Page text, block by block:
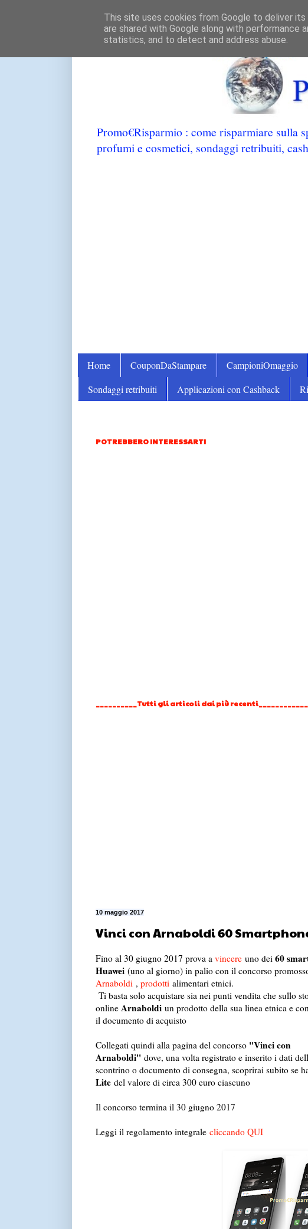
Promo€Risparmio : come risparmiare sulla
profumi e cosmetici, sondaggi retribuiti,
Home CouponDaStampare CampioniOmaggio
Sondaggi retribuiti
Applicazioni con Cashback
POTREBBERO INTERESSARTI
__________Tutti gli articoli dai più
10 maggio 2017
Vinci con Arnaboldi 60
Fino al 30 giugno 2017 prova a vincereuno dei 60
Huawei(uno al giorno) in palio con il concorso
Arnaboldi, prodottialimentari etnici.
Ti basta solo acquistare sia nei punti vendita che sullo
online Arnaboldiun prodotto della sua linea etnica e
il documento di acquisto
Collegati quindi alla pagina del concorso ''Vinci con
Arnaboldi'' dove, una volta registrato e inserito i dati
scontrino o documento di consegna, scoprirai subito se
Litedel valore di circa 300 euro ciascuno
Il concorso termina il 30 giugno 2017
Leggi il regolamento integrale cliccando QUI
This site uses cookies from Google to deliver
are shared with Google along with performance
statistics, and to detect and address abuse.